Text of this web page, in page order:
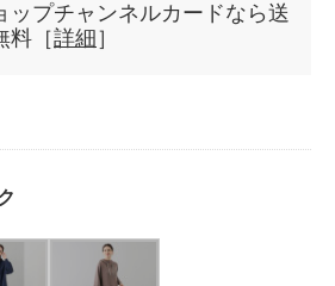
ップチャンネルカードなら送
料［詳細 ］